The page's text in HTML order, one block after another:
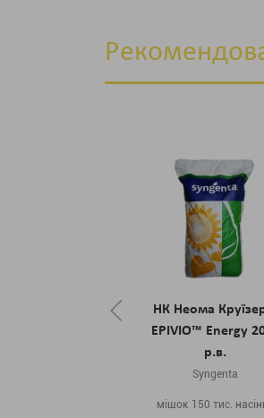
НК Неома
EPIVIO™ Energy
р.в.
Syngenta
мішок 150 тис.